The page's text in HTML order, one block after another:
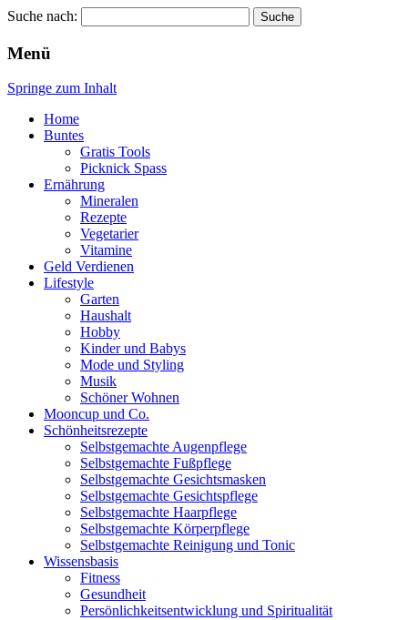
Pinkies
Suche nach:
Menü
Springe zum Inhalt
Home
Buntes
Gratis Tools
Picknick Spass
Ernährung
Mineralen
Rezepte
Vegetarier
Vitamine
Geld Verdienen
Lifestyle
Garten
Haushalt
Hobby
Kinder und Babys
Mode und Styling
Musik
Schöner Wohnen
Mooncup und Co.
Schönheitsrezepte
Selbstgemachte Augenpflege
Selbstgemachte Fußpflege
Selbstgemachte Gesichtsmasken
Selbstgemachte Gesichtspflege
Selbstgemachte Haarpflege
Selbstgemachte Körperpflege
Selbstgemachte Reinigung und Tonic
Wissensbasis
Fitness
Gesundheit
Persönlichkeitsentwicklung und Spiritualität